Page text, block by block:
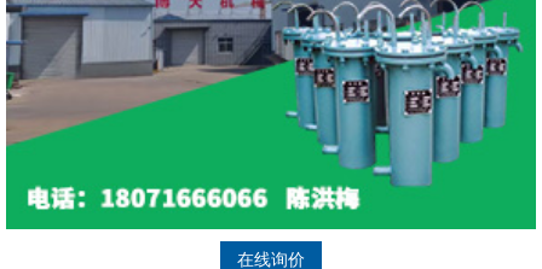
在线询价